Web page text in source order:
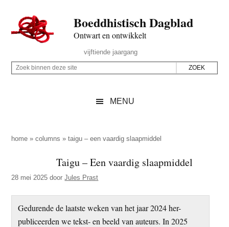
naar
de
inhoud
secondary
naar
de
sidebar
naar
de
Boeddhistisch Dagblad
Ontwart en ontwikkelt
Rechts
vijftiende jaargang
Z
p
z
e
Z
i
e
MENU
home »columns »taigu – een vaardig slaapmiddel
Taigu – Een vaardig slaapmiddel
28 mei 2025 doorJules Prast
Gedurende de laatste weken van het jaar 2024 her-
publiceerden we tekst- en beeld van auteurs. In 2025